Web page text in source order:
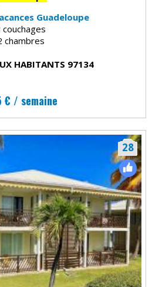
Guadeloupe
couchages
chambres
HABITANTS 97134
€ / semaine
28